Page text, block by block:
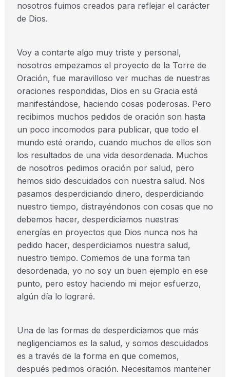
nosotros fuimos creados para reflejar el carácter
de Dios.
Voy a contarte algo muy triste y personal,
nosotros empezamos el proyecto de la Torre de
Oración, fue maravilloso ver muchas de nuestras
oraciones respondidas, Dios en su Gracia está
manifestándose, haciendo cosas poderosas. Pero
recibimos muchos pedidos de oración son hasta
un poco incomodos para publicar, que todo el
mundo esté orando, cuando muchos de ellos son
los resultados de una vida desordenada. Muchos
de nosotros pedimos oración por salud, pero
hemos sido descuidados con nuestra salud. Nos
pasamos desperdiciando dinero, desperdiciando
nuestro tiempo, distrayéndonos con cosas que no
debemos hacer, desperdiciamos nuestras
energías en proyectos que Dios nunca nos ha
pedido hacer, desperdiciamos nuestra salud,
nuestro tiempo. Comemos de una forma tan
desordenada, yo no soy un buen ejemplo en ese
punto, pero estoy haciendo mi mejor esfuerzo,
algún día lo lograré.
Una de las formas de desperdiciamos que más
negligenciamos es la salud, y somos descuidados
es a través de la forma en que comemos,
después pedimos oración. Necesitamos mantener